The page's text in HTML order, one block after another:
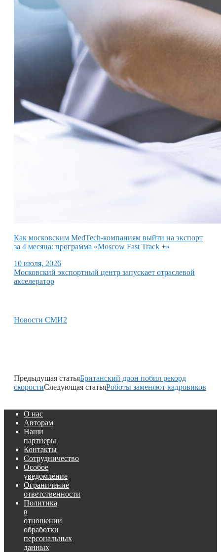
Как московским MedTech-компаниям выйти на экспорт
за 4 месяца: программа «Moscow Fast Track +»
10 июля, 2026
Московский экспортный центр запускает отраслевой
акселератор
Новости СМИ2
Предыдущая статьяБританский дрон побил рекорд
cкороcтиСледующая статьяРоботы заменяют кадровиков
О нас
Авторам
Наши
партнеры
Контакты
Сотрудничество
Особое
уведомление
Ограничение
ответственности
Политика
в
отношении
обработки
персональных
данных